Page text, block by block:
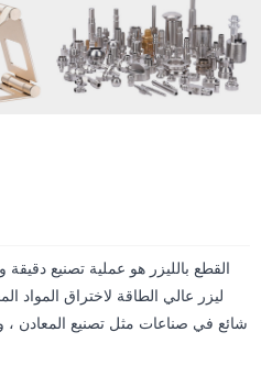
القطع بالليزر هو عملية تصنيع
ليزر عالي الطاقة لاختراق
شائع في صناعات مثل تصنيع المعادن ،